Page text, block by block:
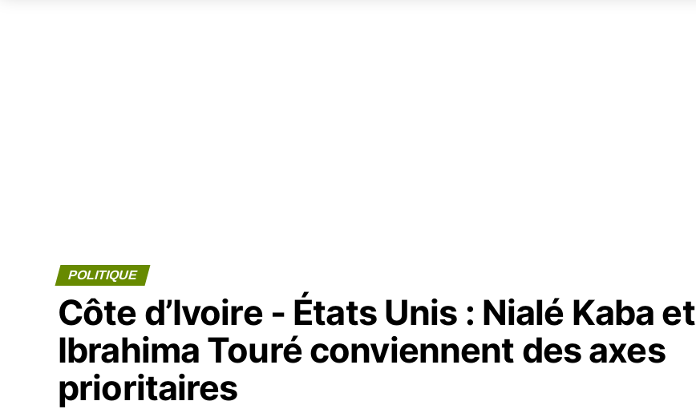
POLITIQUE
Côte d’Ivoire - États Unis : Nialé Kaba et
Ibrahima Touré conviennent des axes
prioritaires